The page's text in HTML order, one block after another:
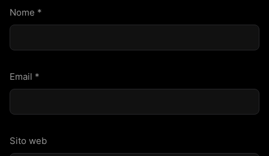
Nome *
Email *
Sito web